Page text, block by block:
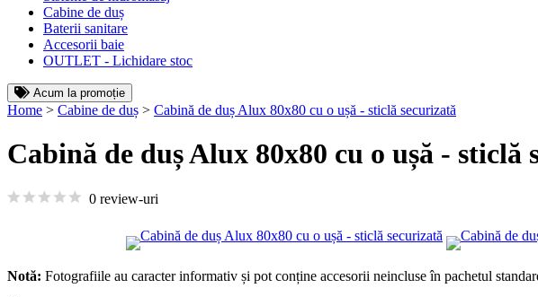
Cabine de duș
Baterii sanitare
Accesorii baie
OUTLET - Lichidare stoc
Acum la promoție
Home > Cabine de duș > Cabină de duș Alux 80x80 cu o ușă - sticlă securizată
Cabină de duș Alux 80x80 cu o ușă - sticlă
0 review-uri
Notă: Fotografiile au caracter informativ și pot conține accesorii neincluse în pachetul